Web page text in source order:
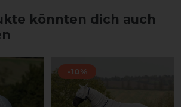
könnten dich auch
-10%